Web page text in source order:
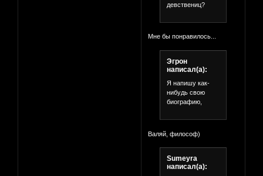
девствениц?
Мне бы понравилось...
Эгрон
написал(а):
Я напишу как-
нибудь свою
биографию,
Валяй, философ)
Sumeyra
написал(а):